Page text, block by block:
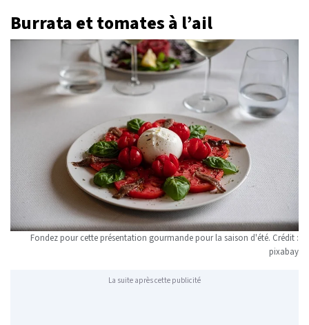
Burrata et tomates à l’ail
Fondez pour cette présentation gourmande pour la saison d'été. Crédit :
pixabay
La suite après cette publicité